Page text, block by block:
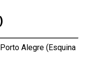
Alegre (Esquina